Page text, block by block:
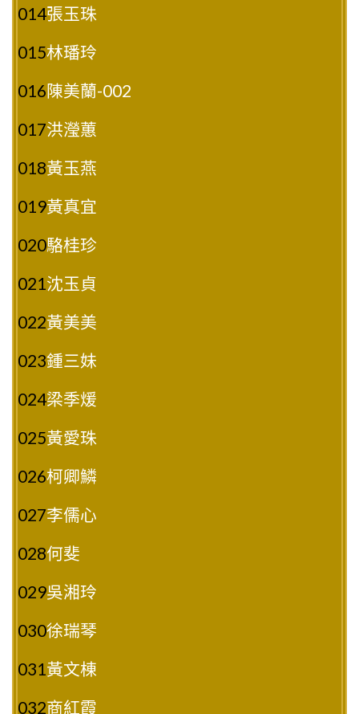
014張玉珠
015林璠玲
016陳美蘭-002
017洪瀅蕙
018黃玉燕
019黃真宜
020駱桂珍
021 沈玉貞
022黃美美
023鍾三妹
024梁季煖
025黃愛珠
026柯卿鱗
027李儒心
028何斐
029吳湘玲
030徐瑞琴
031 黃文棟
032商紅霞